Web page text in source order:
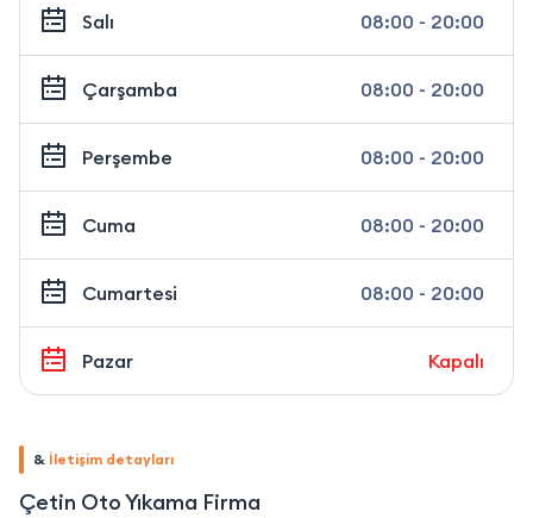
Salı 08:00 - 20:00
Çarşamba 08:00 - 20:00
Perşembe 08:00 - 20:00
Cuma 08:00 - 20:00
Cumartesi 08:00 - 20:00
Pazar Kapalı
& İletişim detayları
Çetin Oto Yıkama Firma